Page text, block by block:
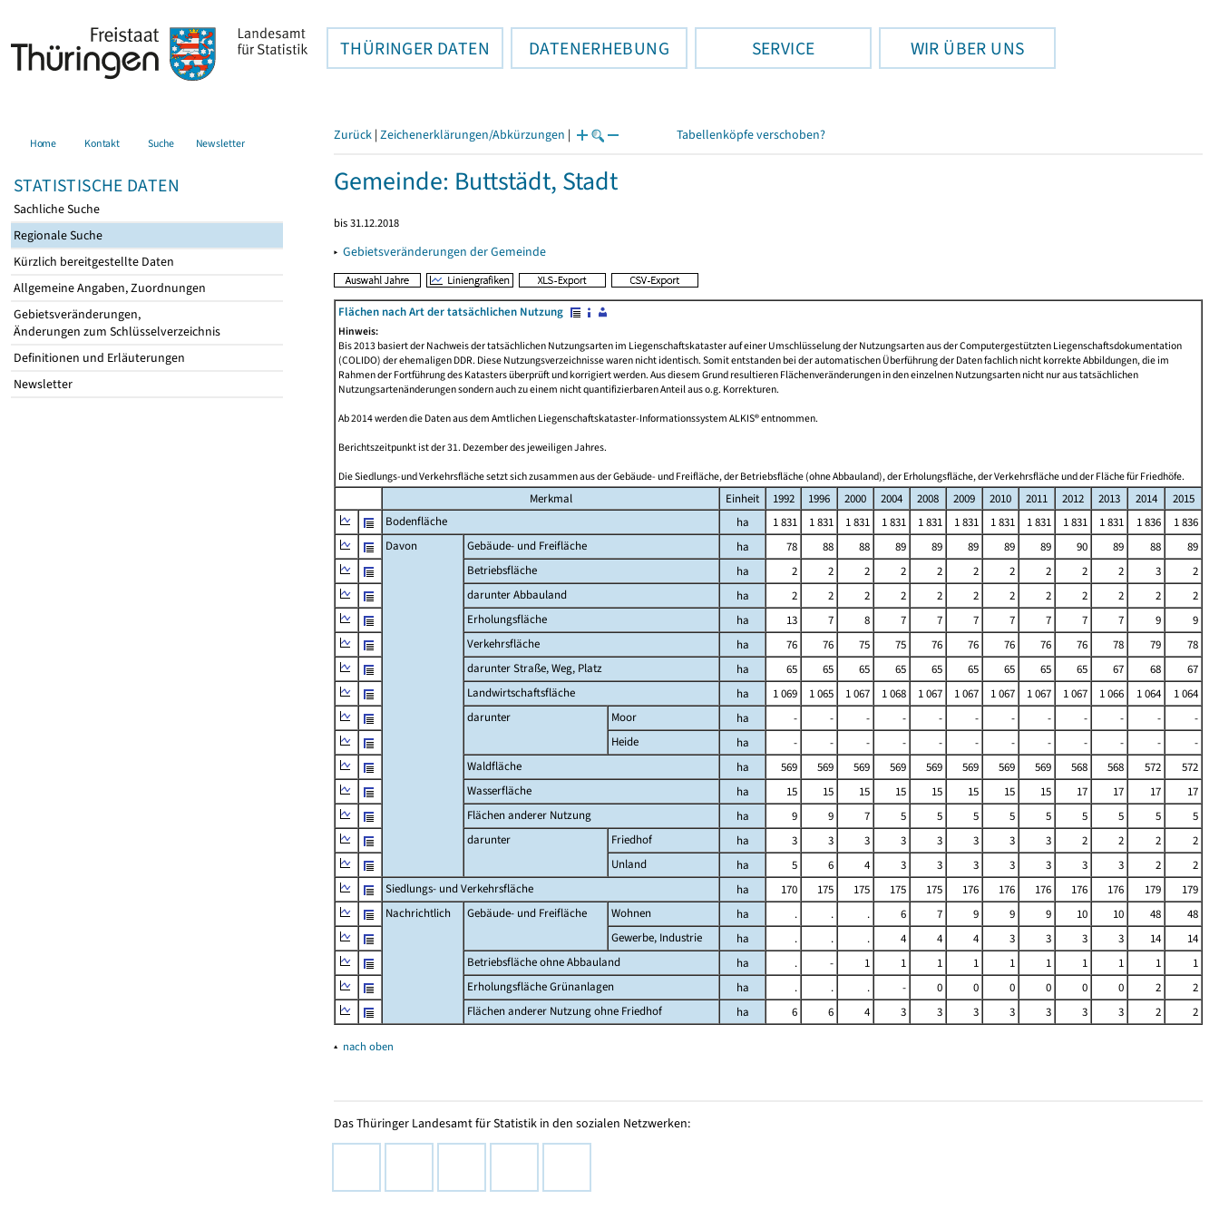
THÜRINGER DATEN DATENERHEBUNG SERVICE WIR ÜBER UNS
Home Kontakt Suche Newsletter
STATISTISCHE DATEN
Sachliche Suche
Regionale Suche
Kürzlich bereitgestellte Daten
Allgemeine Angaben, Zuordnungen
Gebietsveränderungen,
Änderungen zum Schlüsselverzeichnis
Definitionen und Erläuterungen
Newsletter
Zurück | Zeichenerklärungen/Abkürzungen | Tabellenköpfe verschoben?
Gemeinde: Buttstädt, Stadt
bis 31.12.2018
▸ Gebietsveränderungen der Gemeinde
Flächen nach Art der tatsächlichen Nutzung
Hinweis:
Bis 2013 basiert der Nachweis der tatsächlichen Nutzungsarten im Liegenschaftskataster auf einer Umschlüsselung der Nutzungsarten aus der Computergestützten Liegenschaftsdokumentation
(COLIDO) der ehemaligen DDR. Diese Nutzungsverzeichnisse waren nicht identisch. Somit entstanden bei der automatischen Überführung der Daten fachlich nicht korrekte Abbildungen, die im
Rahmen der Fortführung des Katasters überprüft und korrigiert werden. Aus diesem Grund resultieren Flächenveränderungen in den einzelnen Nutzungsarten nicht nur aus tatsächlichen
Nutzungsartenänderungen sondern auch zu einem nicht quantifizierbaren Anteil aus o.g. Korrekturen.
Ab 2014 werden die Daten aus dem Amtlichen Liegenschaftskataster-Informationssystem ALKIS® entnommen.
Berichtszeitpunkt ist der 31. Dezember des jeweiligen Jahres.
Die Siedlungs-und Verkehrsfläche setzt sich zusammen aus der Gebäude- und Freifläche, der Betriebsfläche (ohne Abbauland), der Erholungsfläche, der Verkehrsfläche und der Fläche für Friedhöfe.
Merkmal Einheit 1992 1996 2000 2004 2008 2009 2010 2011 2012 2013 2014
2015
Bodenfläche
ha 1 831 1 831 1 831 1 831 1 831 1 831 1 831 1 831 1 831 1 831 1 836
1 836
Davon
Gebäude- und Freifläche ha 78 88 88 89 89 89 89 89 90 89 88
89
Betriebsfläche
ha 2 2 2 2 2 2 2 2 2 2 3
2
darunter Abbauland
ha 2 2 2 2 2 2 2 2 2 2 2
2
Erholungsfläche
ha 13 7 8 7 7 7 7 7 7 7 9
9
Verkehrsfläche
ha 76 76 75 75 76 76 76 76 76 78 79
78
darunter Straße, Weg, Platz
ha 65 65 65 65 65 65 65 65 65 67 68
67
Landwirtschaftsfläche
ha 1 069 1 065 1 067 1 068 1 067 1 067 1 067 1 067 1 067 1 066 1 064
1 064
darunter
Moor ha - - - - - - - - - - -
-
Heide
ha - - - - - - - - - - -
-
Waldfläche
ha 569 569 569 569 569 569 569 569 568 568 572
572
Wasserfläche
ha 15 15 15 15 15 15 15 15 17 17 17
17
Flächen anderer Nutzung
ha 9 9 7 5 5 5 5 5 5 5 5
5
darunter
Friedhof ha 3 3 3 3 3 3 3 3 2 2 2
2
Unland
ha 5 6 4 3 3 3 3 3 3 3 2
2
Siedlungs- und Verkehrsfläche
ha 170 175 175 175 175 176 176 176 176 176 179
179
Nachrichtlich
Gebäude- und Freifläche Wohnen ha . . . 6 7 9 9 9 10 10 48
48
Gewerbe, Industrie
ha . . . 4 4 4 3 3 3 3 14
14
Betriebsfläche ohne Abbauland
ha . - 1 1 1 1 1 1 1 1 1
1
Erholungsfläche Grünanlagen
ha . . . - 0 0 0 0 0 0 2
2
Flächen anderer Nutzung ohne Friedhof
ha 6 6 4 3 3 3 3 3 3 3 2 2
▴ nach oben
Das Thüringer Landesamt für Statistik in den sozialen Netzwerken: